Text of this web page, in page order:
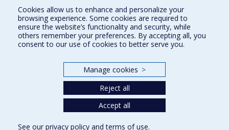
Find us
Site map
Accessibility
Cookies allow us to enhance and personalize your
browsing experience. Some cookies are required to
ensure the website’s functionality and security, while
others remember your preferences. By accepting all, you
consent to our use of cookies to better serve you.
Manage cookies >
Reject all
Accept all
See our privacy policy andterms of use.